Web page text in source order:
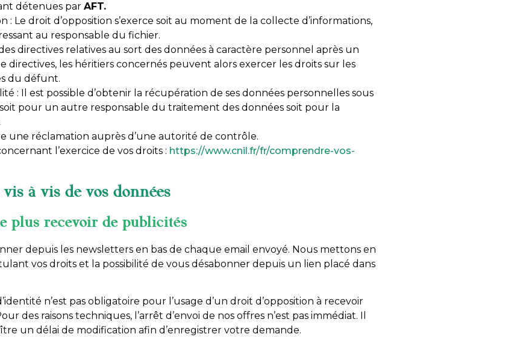
détenues par AFT.
: Le droit d’opposition s’exerce soit au moment de la collecte d’informations,
au responsable du fichier.
directives relatives au sort des données à caractère personnel après un
directives, les héritiers concernés peuvent alors exercer les droits sur les
du défunt.
: Il est possible d’obtenir la récupération de ses données personnelles sous
pour un autre responsable du traitement des données soit pour la
une réclamation auprès d’une autorité de contrôle.
l’exercice de vos droits : https://www.cnil.fr/fr/comprendre-vos-
à vis de vos données
plus recevoir de publicités
depuis les newsletters en bas de chaque email envoyé. Nous mettons en
vos droits et la possibilité de vous désabonner depuis un lien placé dans
n’est pas obligatoire pour l’usage d’un droit d’opposition à recevoir
des raisons techniques, l’arrêt d’envoi de nos offres n’est pas immédiat. Il
un délai de modification afin d’enregistrer votre demande.